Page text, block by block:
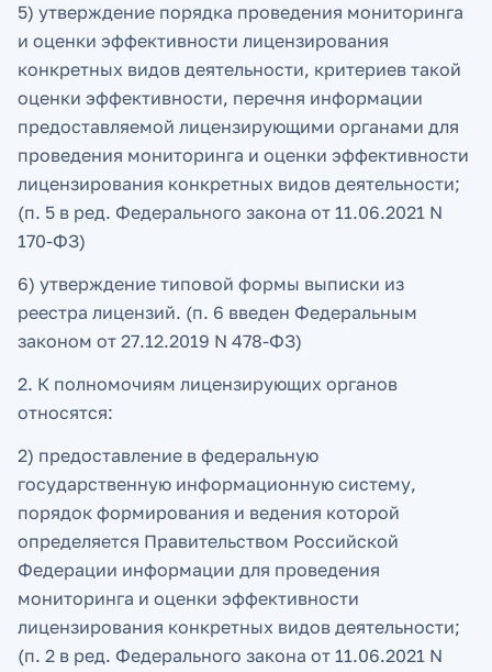
5) утверждение порядка проведения мониторинга
и оценки эффективности лицензирования
конкретных видов деятельности, критериев такой
оценки эффективности, перечня информации
предоставляемой лицензирующими органами для
проведения мониторинга и оценки эффективности
лицензирования конкретных видов деятельности;
(п. 5 в ред. Федерального закона от 11.06.2021 N
170-ФЗ)
6) утверждение типовой формы выписки из
реестра лицензий. (п. 6 введен Федеральным
законом от 27.12.2019 N 478-ФЗ)
2. К полномочиям лицензирующих органов
относятся:
2) предоставление в федеральную
государственную информационную систему,
порядок формирования и ведения которой
определяется Правительством Российской
Федерации информации для проведения
мониторинга и оценки эффективности
лицензирования конкретных видов деятельности;
(п. 2 в ред. Федерального закона от 11.06.2021 N